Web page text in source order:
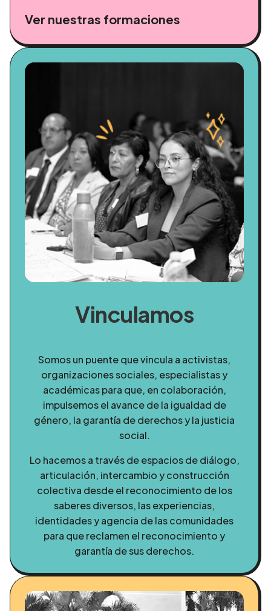
Ver nuestras formaciones
Vinculamos
Somos un puente que vincula a activistas,
organizaciones sociales, especialistas y
académicas para que, en colaboración,
impulsemos el avance de la igualdad de
género, la garantía de derechos y la justicia
social.
Lo hacemos a través de espacios de diálogo,
articulación, intercambio y construcción
colectiva desde el reconocimiento de los
saberes diversos, las experiencias,
identidades y agencia de las comunidades
para que reclamen el reconocimiento y
garantía de sus derechos.